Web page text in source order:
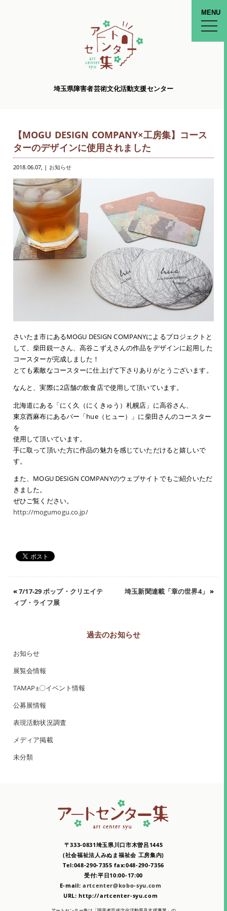
埼玉県障害者芸術文化活動支援センター
MENU
toggle
【MOGU DESIGN COMPANY×工房集】コース
ターのデザインに使用されました
2018.06.07, | お知らせ
さいたま市にあるMOGU DESIGN COMPANYによるプロジェクトと
して、柴田鋭一さん、高谷こずえさんの作品をデザインに起用した
コースターが完成しました！
とても素敵なコースターに仕上げて下さりありがとうございます。
なんと、実際に2店舗の飲食店で使用して頂いています。
北海道にある「にく久（にくきゅう）札幌店」に高谷さん、
東京西麻布にあるバー「hue（ヒュー）」に柴田さんのコースター
を
使用して頂いています。
手に取って頂いた方に作品の魅力を感じていただけると嬉しいで
す。
また、MOGU DESIGN COMPANYのウェブサイトでもご紹介いただ
きました。
ぜひご覧ください。
http://mogumogu.co.jp/
«7/17-29 ポップ・クリエイテ
ィブ・ライフ展
埼玉新聞連載「章の世界4」 »
過去のお知らせ
お知らせ
展覧会情報
TAMAP±〇イベント情報
公募展情報
表現活動状況調査
メディア掲載
未分類
〒333-0831埼玉県川口市木曽呂1445
(社会福祉法人みぬま福祉会 工房集内)
Tel:048-290-7355 fax:048-290-7356
受付:平日10:00-17:00
E-mail: artcenter@kobo-syu.com
URL: http://artcenter-syu.com